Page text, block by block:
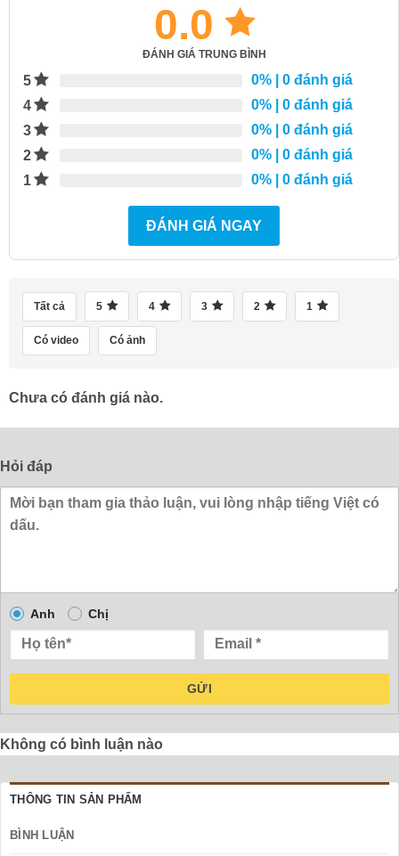
0.0
ĐÁNH GIÁ TRUNG BÌNH
5 0% | 0 đánh giá
4
0% | 0 đánh giá
3
0% | 0 đánh giá
2
0% | 0 đánh giá
1
0% | 0 đánh giá
ĐÁNH GIÁ NGAY
Tất cả 5 4 3 2 1
Có video Có ảnh
Chưa có đánh giá nào.
Hỏi đáp
Anh Chị
GỬI
Không có bình luận nào
THÔNG TIN SẢN PHẨM
BÌNH LUẬN